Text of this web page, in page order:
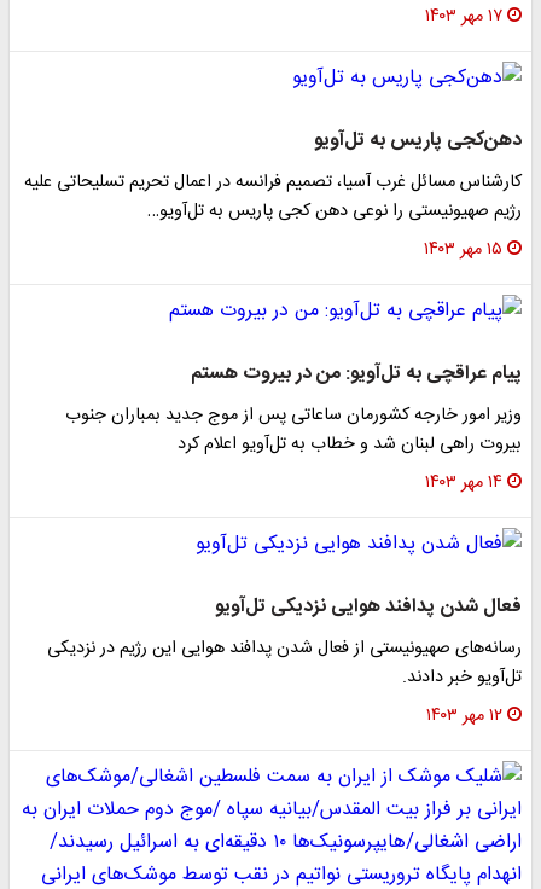
۱۷ مهر ۱۴۰۳
دهن‌کجی پاریس به تل‌آویو
کارشناس مسائل غرب آسیا، تصمیم فرانسه در اعمال تحریم تسلیحاتی علیه
رژیم صهیونیستی را نوعی دهن کجی پاریس به تل‌آویو…
۱۵ مهر ۱۴۰۳
پیام عراقچی به تل‌آویو: من در بیروت هستم
وزیر امور خارجه کشورمان ساعاتی پس از موج جدید بمباران جنوب
بیروت راهی لبنان شد و خطاب به تل‌آویو اعلام کرد
۱۴ مهر ۱۴۰۳
فعال شدن پدافند هوایی نزدیکی تل‌آویو
رسانه‌های صهیونیستی از فعال شدن پدافند هوایی این رژیم در نزدیکی
تل‌آویو خبر دادند.
۱۲ مهر ۱۴۰۳